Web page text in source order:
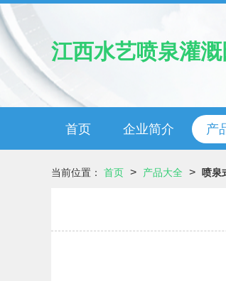
江西水艺喷泉灌
首页 企业简介 产
当前位置： 首页 > 产品大全 > 喷泉